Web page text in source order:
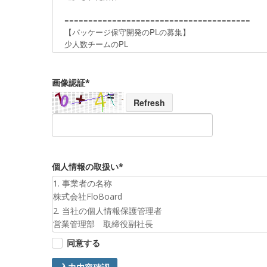
画像認証*
Refresh
個人情報の取扱い*
1. 事業者の名称
株式会社FloBoard
2. 当社の個人情報保護管理者
営業管理部 取締役副社長
3. 個人情報の利用目的
お預かりした個人情報は、お問合せへの対応のために利
同意する